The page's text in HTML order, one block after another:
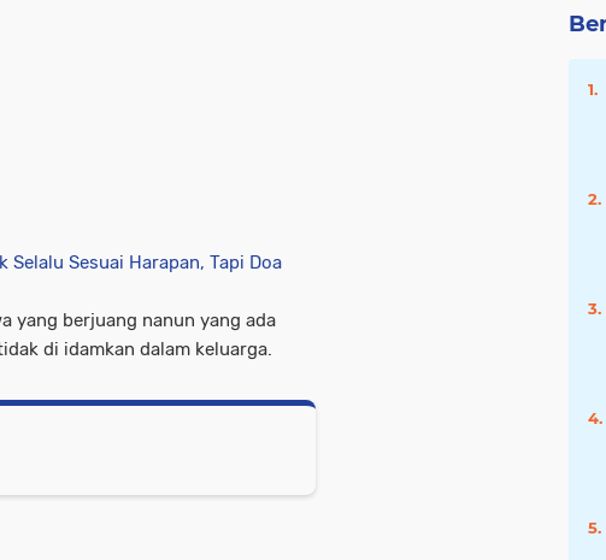
Selalu Sesuai Harapan, Tapi Doa
yang berjuang nanun yang ada
di idamkan dalam keluarga.